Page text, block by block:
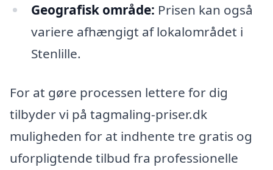
Geografisk område: Prisen kan også
variere afhængigt af lokalområdet i
Stenlille.
For at gøre processen lettere for dig
tilbyder vi på tagmaling-priser.dk
muligheden for at indhente tre gratis og
uforpligtende tilbud fra professionelle